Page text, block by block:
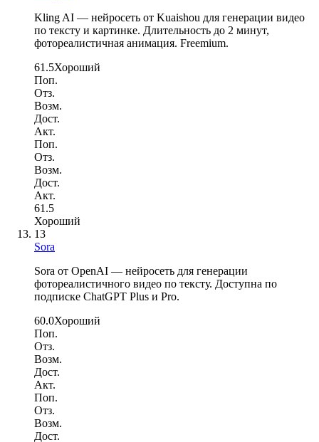
Kling AI — нейросеть от Kuaishou для генерации видео
по тексту и картинке. Длительность до 2 минут,
фотореалистичная анимация. Freemium.
61.5Хороший
Поп.
Отз.
Возм.
Дост.
Акт.
Поп.
Отз.
Возм.
Дост.
Акт.
61.5
Хороший
13
Sora
Sora от OpenAI — нейросеть для генерации
фотореалистичного видео по тексту. Доступна по
подписке ChatGPT Plus и Pro.
60.0Хороший
Поп.
Отз.
Возм.
Дост.
Акт.
Поп.
Отз.
Возм.
Дост.